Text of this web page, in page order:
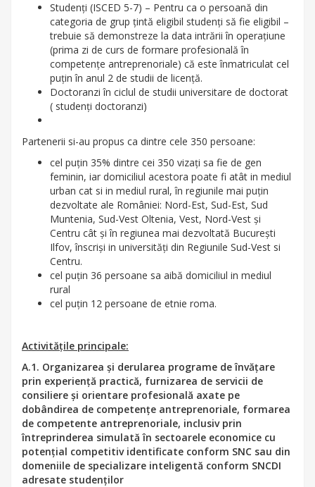
Studenți (ISCED 5-7) – Pentru ca o persoană din
categoria de grup țintă eligibil studenți să fie eligibil –
trebuie să demonstreze la data intrării în operațiune
(prima zi de curs de formare profesională în
competențe antreprenoriale) că este înmatriculat cel
puțin în anul 2 de studii de licență.
Doctoranzi în ciclul de studii universitare de doctorat
( studenți doctoranzi)
Partenerii si-au propus ca dintre cele 350 persoane:
cel puțin 35% dintre cei 350 vizați sa fie de gen
feminin, iar domiciliul acestora poate fi atât in mediul
urban cat si in mediul rural, în regiunile mai puțin
dezvoltate ale României: Nord-Est, Sud-Est, Sud
Muntenia, Sud-Vest Oltenia, Vest, Nord-Vest și
Centru cât și în regiunea mai dezvoltată București
Ilfov, înscriși in universități din Regiunile Sud-Vest si
Centru.
cel puțin 36 persoane sa aibă domiciliul in mediul
rural
cel puțin 12 persoane de etnie roma.
Activitățile principale:
A.1. Organizarea și derularea programe de învățare
prin experiență practică, furnizarea de servicii de
consiliere și orientare profesională axate pe
dobândirea de competențe antreprenoriale, formarea
de competente antreprenoriale, inclusiv prin
întreprinderea simulată în sectoarele economice cu
potențial competitiv identificate conform SNC sau din
domeniile de specializare inteligentă conform SNCDI
adresate studenților